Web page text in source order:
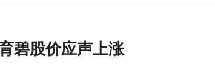
碧股价应声上涨